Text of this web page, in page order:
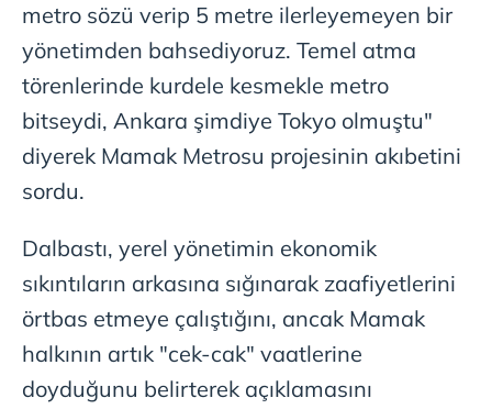
6698 sayılı Kişisel Verilerin Korunması Kanunu uyarınca
hazırlanmış Aydınlatma Metnimizi okumak ve sitemizde
ilgili mevzuata uygun olarak kullanılan çerezlerle ilgili bilgi
almak için lütfen tıklayınız
metro sözü verip 5 metre ilerleyemeyen bir
yönetimden bahsediyoruz. Temel atma
törenlerinde kurdele kesmekle metro
bitseydi, Ankara şimdiye Tokyo olmuştu"
diyerek Mamak Metrosu projesinin akıbetini
sordu.
Dalbastı, yerel yönetimin ekonomik
sıkıntıların arkasına sığınarak zaafiyetlerini
örtbas etmeye çalıştığını, ancak Mamak
halkının artık "cek-cak" vaatlerine
doyduğunu belirterek açıklamasını